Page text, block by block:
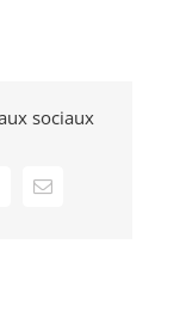
sociaux
Email